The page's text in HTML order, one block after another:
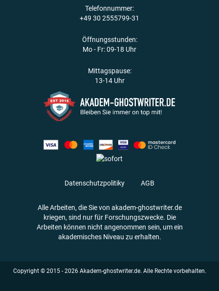
Datenschutzpolitiky AGB
Alle Arbeiten, die Sie von akadem-ghostwriter.de
kriegen, sind nur für Forschungszwecke. Die
Arbeiten können nicht angenommen sein, um ein
akademisches Niveau zu erhalten.
Telefonnummer:
+49 30 2555799-31
Öffnungsstunden:
Mo - Fr: 09-18 Uhr
Mittagspause:
13-14 Uhr
Copyright © 2015 - 2026 Akadem-ghostwriter.de. Alle Rechte vorbehalten.